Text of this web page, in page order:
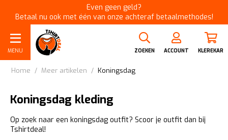
Even geen geld?
Betaal nu ook met één van onze achteraf betaalmethodes!
MENU ZOEKEN ACCOUNT KLEREKAR
Home / Meer artikelen / Koningsdag
Koningsdag kleding
Op zoek naar een koningsdag outfit? Scoor je outfit dan bij
Tshirtdeal!